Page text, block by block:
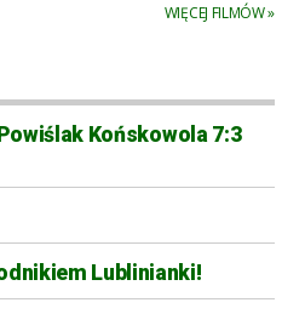
WIĘCEJ FILMÓW »
Końskowola 7:3
Lublinianki!